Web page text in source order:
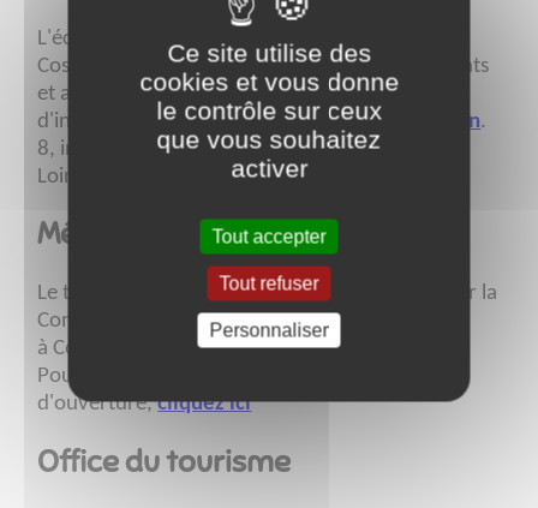
L'école intercommunale de musique située à
Cosne-sur-Loire propose aux enfants, adolescents
et adultes un enseignement dans une vingtaine
d'instruments. Pour en savoir plussuivez ce lien.
8, impasse de la Madeleine - 58200 Cosne-sur-
Loire
Médiathèques
Le territoire possède 3 médiathèques gérées par la
Communauté de Communes :
à Cosne-sur-Loire, Neuvy-sur-Loire et Donzy.
Pour tout savoir sur les programmes et heures
d'ouverture,cliquez ici
Office du tourisme
Ce site utilise des
cookies et vous donne
le contrôle sur ceux
que vous souhaitez
activer
Tout accepter
Tout refuser
Personnaliser